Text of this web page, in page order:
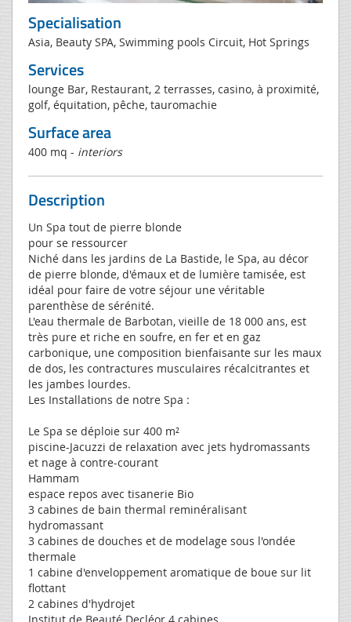
Specialisation
Asia, Beauty SPA, Swimming pools Circuit, Hot Springs
Services
lounge Bar, Restaurant, 2 terrasses, casino, à proximité,
golf, équitation, pêche, tauromachie
Surface area
400 mq - interiors
Description
Un Spa tout de pierre blonde
pour se ressourcer
Niché dans les jardins de La Bastide, le Spa, au décor
de pierre blonde, d'émaux et de lumière tamisée, est
idéal pour faire de votre séjour une véritable
parenthèse de sérénité.
L'eau thermale de Barbotan, vieille de 18 000 ans, est
très pure et riche en soufre, en fer et en gaz
carbonique, une composition bienfaisante sur les maux
de dos, les contractures musculaires récalcitrantes et
les jambes lourdes.
Les Installations de notre Spa :
Le Spa se déploie sur 400 m²
piscine-Jacuzzi de relaxation avec jets hydromassants
et nage à contre-courant
Hammam
espace repos avec tisanerie Bio
3 cabines de bain thermal reminéralisant
hydromassant
3 cabines de douches et de modelage sous l'ondée
thermale
1 cabine d'enveloppement aromatique de boue sur lit
flottant
2 cabines d'hydrojet
Institut de Beauté Decléor 4 cabines